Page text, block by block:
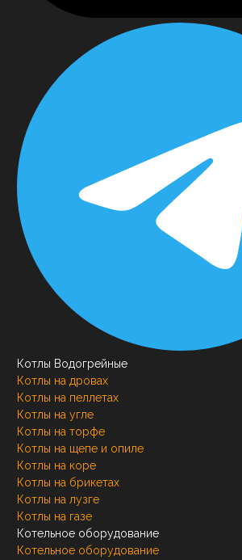
Котлы Водогрейные
Котлы на дровах
Котлы на пеллетах
Котлы на угле
Котлы на торфе
Котлы на щепе и опиле
Котлы на коре
Котлы на брикетах
Котлы на лузге
Котлы на газе
Котельное оборудование
Котельное оборудование